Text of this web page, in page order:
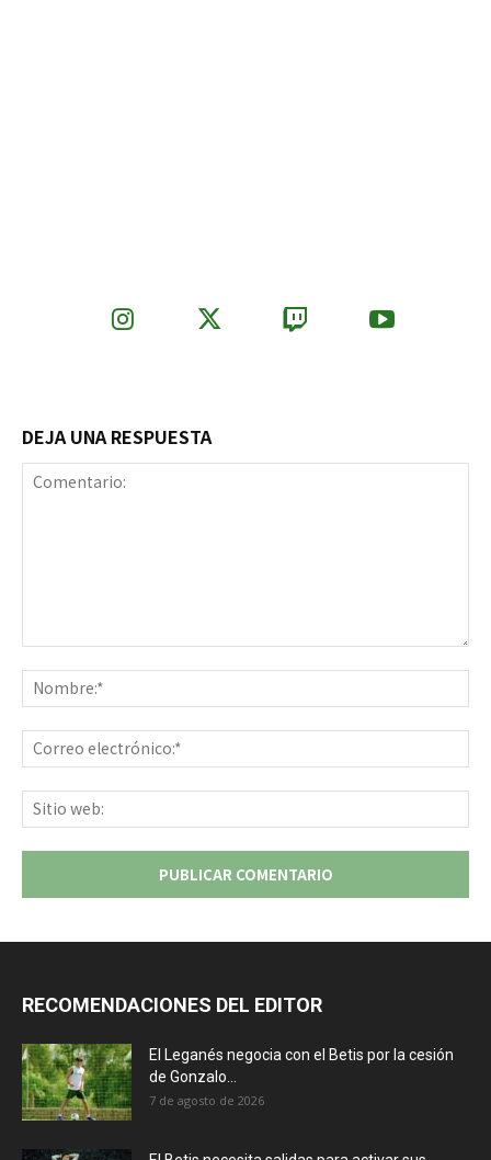
DEJA UNA RESPUESTA
RECOMENDACIONES DEL EDITOR
El Leganés negocia con el Betis por la cesión
de Gonzalo...
7 de agosto de 2026